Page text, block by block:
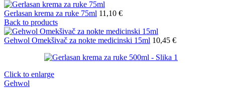
Gerlasan krema za ruke 75ml 11,10 €
Back to products
Gehwol Omekšivač za nokte medicinski 15ml 10,45 €
Click to enlarge
Gehwol